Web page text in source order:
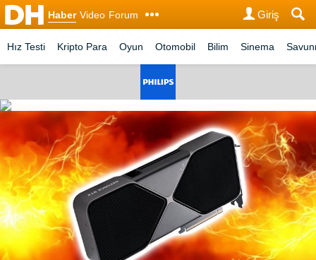
Haber Video Forum Giriş
Hız Testi Kripto Para Oyun Otomobil Bilim Sinema